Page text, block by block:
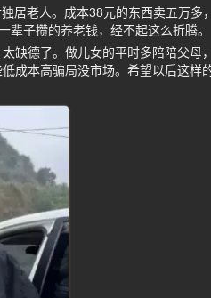
居老人。成本38元的东西卖五万多
子攒的养老钱，经不起这么折腾。
缺德了。做儿女的平时多陪陪父母
成本高骗局没市场。希望以后这样